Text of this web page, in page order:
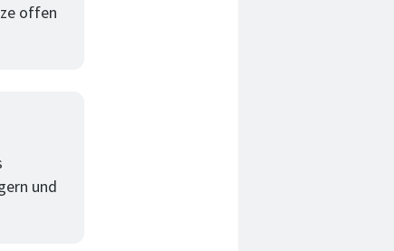
offen
und